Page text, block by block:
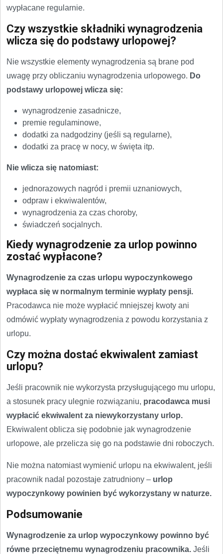
wypłacane regularnie.
Czy wszystkie składniki wynagrodzenia
wlicza się do podstawy urlopowej?
Nie wszystkie elementy wynagrodzenia są brane pod
uwagę przy obliczaniu wynagrodzenia urlopowego. Do
podstawy urlopowej wlicza się:
wynagrodzenie zasadnicze,
premie regulaminowe,
dodatki za nadgodziny (jeśli są regularne),
dodatki za pracę w nocy, w święta itp.
Nie wlicza się natomiast:
jednorazowych nagród i premii uznaniowych,
odpraw i ekwiwalentów,
wynagrodzenia za czas choroby,
świadczeń socjalnych.
Kiedy wynagrodzenie za urlop powinno
zostać wypłacone?
Wynagrodzenie za czas urlopu wypoczynkowego
wypłaca się w normalnym terminie wypłaty pensji.
Pracodawca nie może wypłacić mniejszej kwoty ani
odmówić wypłaty wynagrodzenia z powodu korzystania z
urlopu.
Czy można dostać ekwiwalent zamiast
urlopu?
Jeśli pracownik nie wykorzysta przysługującego mu urlopu,
a stosunek pracy ulegnie rozwiązaniu, pracodawca musi
wypłacić ekwiwalent za niewykorzystany urlop.
Ekwiwalent oblicza się podobnie jak wynagrodzenie
urlopowe, ale przelicza się go na podstawie dni roboczych.
Nie można natomiast wymienić urlopu na ekwiwalent, jeśli
pracownik nadal pozostaje zatrudniony – urlop
wypoczynkowy powinien być wykorzystany w naturze.
Podsumowanie
Wynagrodzenie za urlop wypoczynkowy powinno być
równe przeciętnemu wynagrodzeniu pracownika. Jeśli